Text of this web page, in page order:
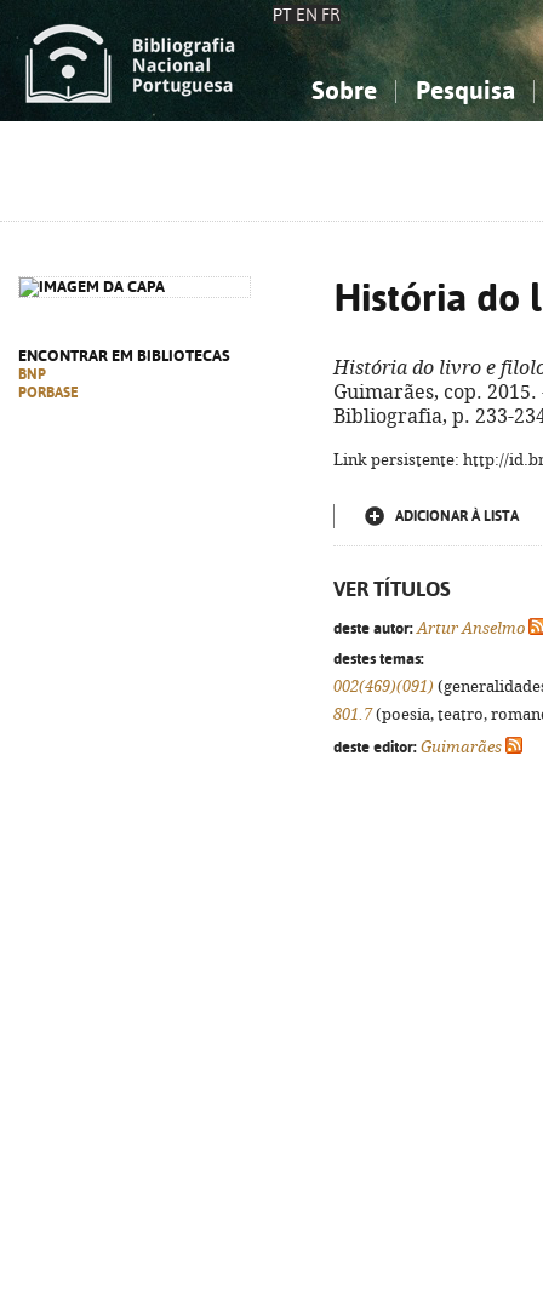
PT EN FR
Sobre Pesquisa
ENCONTRAR EM BIBLIOTECAS
BNP
PORBASE
História do
História do livro e
Guimarães, cop.
Bibliografia, p. 233-
Link persistente: http://
ADICIONAR À LISTA
VER TÍTULOS
deste autor: Artur Anselmo
destes temas:
002(469)(091)
801.7(poesia, teatro,
deste editor: Guimarães